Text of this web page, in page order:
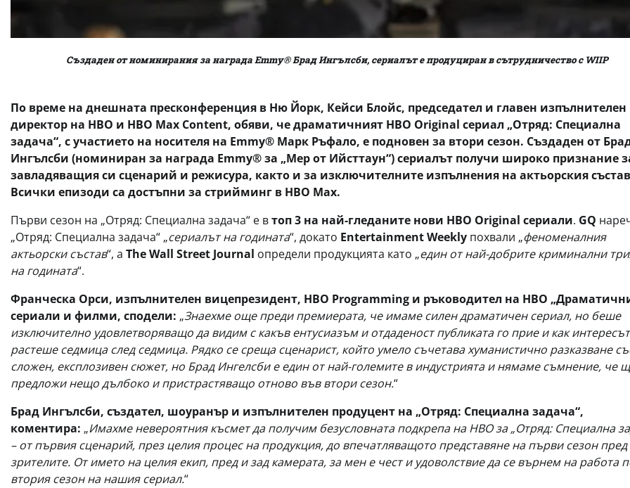
Създаден от номинирания за награда Emmy® Брад Ингълсби, сериалът е продуциран в сътрудничество с WIIP
По време на днешната пресконференция в Ню Йорк, Кейси Блойс, председател и главен изпълнителен
директор на HBO и HBO Max Content, обяви, че драматичният HBO Original сериал „Отряд: Специална
задача“, с участието на носителя на Emmy® Марк Ръфало, е подновен за втори сезон. Създаден от
Ингълсби (номиниран за награда Emmy® за „Мер от Ийсттаун“) сериалът получи широко признание
завладяващия си сценарий и режисура, както и за изключителните изпълнения на актьорския
Всички епизоди са достъпни за стрийминг в HBO Max.
Първи сезон на „Отряд: Специална задача“ е втоп 3 на най-гледаните нови HBO Original сериали. GQ
„Отряд: Специална задача“ „сериалът на годината“, докато Entertainment Weekly похвали „феноменалния
актьорски състав“, а The Wall Street Journal определи продукцията като „един от най-добрите криминални
на годината“.
Франческа Орси, изпълнителен вицепрезидент, HBO Programming и ръководител на HBO
сериали и филми, сподели: „Знаехме още преди премиерата, че имаме силен драматичен сериал, но беше
изключително удовлетворяващо да видим с какъв ентусиазъм и отдаденост публиката го прие и как интересът
растеше седмица след седмица. Рядко се среща сценарист, който умело съчетава хуманистично разказване
сложен, експлозивен сюжет, но Брад Ингелсби е един от най-големите в индустрията и нямаме съмнение, че
предложи нещо дълбоко и пристрастяващо отново във втори сезон.“
Брад Ингълсби, създател, шоуранър и изпълнителен продуцент на „Отряд: Специална задача“,
коментира: „Имахме невероятния късмет да получим безусловната подкрепа на HBO за „Отряд: Специална
– от първия сценарий, през целия процес на продукция, до впечатляващото представяне на първи сезон пред
зрителите. От името на целия екип, пред и зад камерата, за мен е чест и удоволствие да се върнем на работа
втория сезон на нашия сериал.“